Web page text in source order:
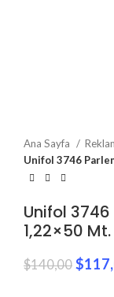
Ana Sayfa
Unifol 3746
Unifol
1,22×50 Mt.
$140,00 $